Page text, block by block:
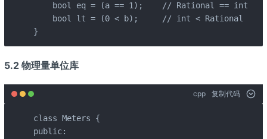
    bool eq = (a == 1);    // Rational == int
    bool lt = (0 < b);     // int < Rational
}
5.2 物理量单位库
cpp 复制代码
class Meters {
public: